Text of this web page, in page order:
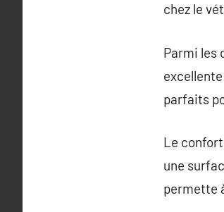
chez le
Parmi les
parfaits
Le
une
permette